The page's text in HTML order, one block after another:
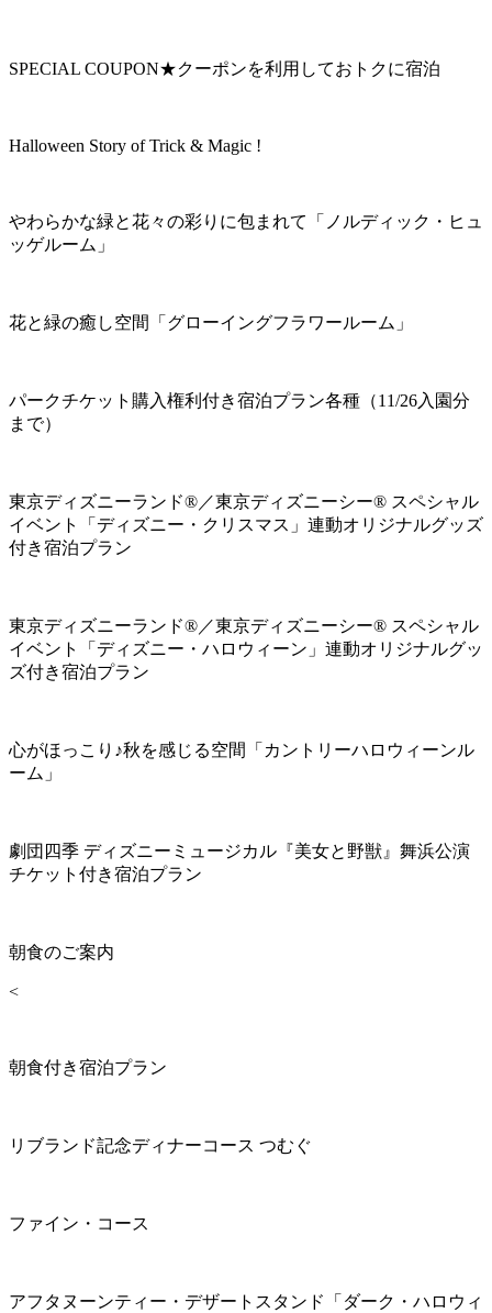
SPECIAL COUPON★クーポンを利用しておトクに宿泊
Halloween Story of Trick & Magic !
やわらかな緑と花々の彩りに包まれて「ノルディック・ヒュ
ッゲルーム」
花と緑の癒し空間「グローイングフラワールーム」
パークチケット購入権利付き宿泊プラン各種（11/26入園分
まで）
東京ディズニーランド®／東京ディズニーシー® スペシャル
イベント「ディズニー・クリスマス」連動オリジナルグッズ
付き宿泊プラン
東京ディズニーランド®／東京ディズニーシー® スペシャル
イベント「ディズニー・ハロウィーン」連動オリジナルグッ
ズ付き宿泊プラン
心がほっこり♪秋を感じる空間「カントリーハロウィーンル
ーム」
劇団四季 ディズニーミュージカル『美女と野獣』舞浜公演
チケット付き宿泊プラン
朝食のご案内
<
朝食付き宿泊プラン
リブランド記念ディナーコース つむぐ
ファイン・コース
アフタヌーンティー・デザートスタンド「ダーク・ハロウィ